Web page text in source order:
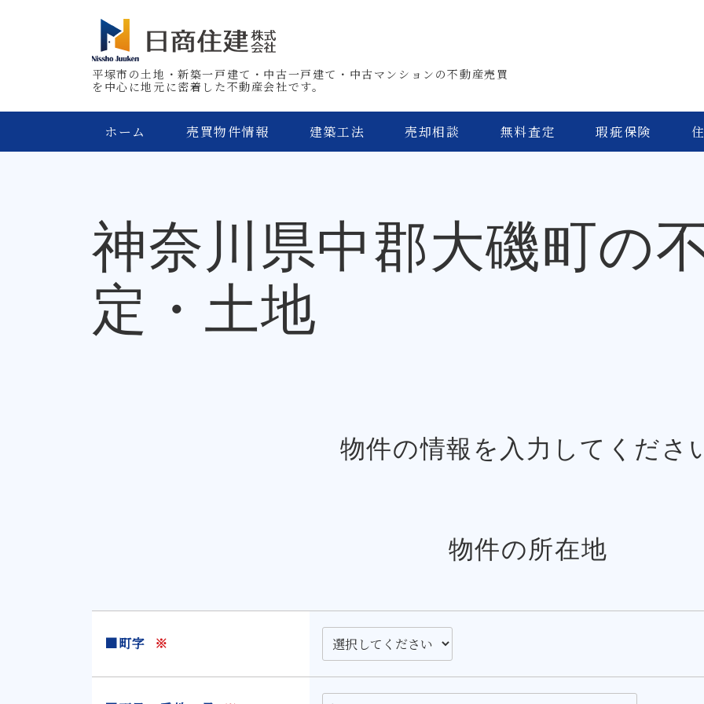
平塚市の土地・新築一戸建て・中古一戸建て・中古マンションの不動産売買
を中心に地元に密着した不動産会社です。
ホーム 売買物件情報 建築工法 売却相談 無料査定 瑕疵保険
神奈川県中郡大磯町の
定・土地
物件の情報を入力してくださ
物件の所在地
■町字 ※